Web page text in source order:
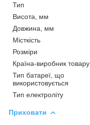
Тип
Висота, мм
Довжина, мм
Місткість
Розміри
Країна-виробник товару
Тип батареї, що
використовується
Тип електроліту
Приховати